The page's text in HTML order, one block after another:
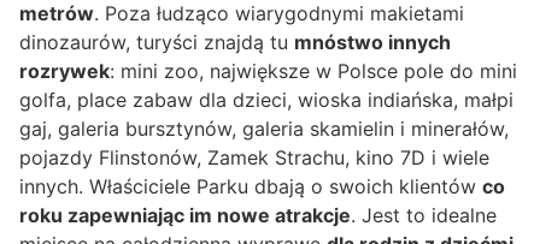
metrów. Poza łudząco wiarygodnymi makietami
dinozaurów, turyści znajdą tu mnóstwo innych
rozrywek: mini zoo, największe w Polsce pole do mini
golfa, place zabaw dla dzieci, wioska indiańska, małpi
gaj, galeria bursztynów, galeria skamielin i minerałów,
pojazdy Flinstonów, Zamek Strachu, kino 7D i wiele
innych. Właściciele Parku dbają o swoich klientów co
roku zapewniając im nowe atrakcje. Jest to idealne